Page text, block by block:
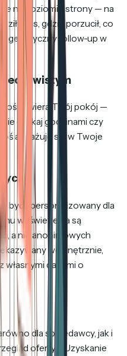
na poziomie strony — na
czas, gdzie porzucił, co
generyczny follow-up w
otwiera Twój pokój —
czekaj godzinami czy
angażuje się w Twoje
być spersonalizowany dla
wyświetlenia są
a nie anonimowych
wewnętrznie,
własnymi danymi o
dla sprzedawcy, jak i
oferty", "Uzyskanie